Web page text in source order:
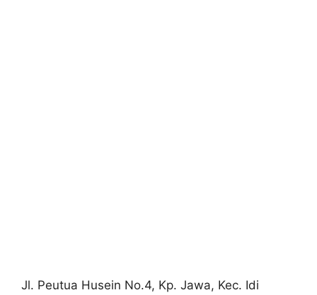
Jl. Peutua Husein No.4, Kp. Jawa, Kec. Idi